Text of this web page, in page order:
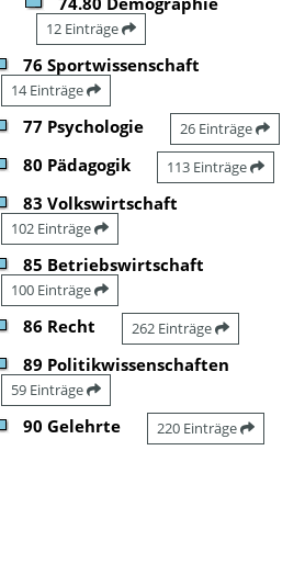
12 Einträge
76 Sportwissenschaft
14 Einträge
77 Psychologie 26 Einträge
80 Pädagogik 113 Einträge
83 Volkswirtschaft
102 Einträge
85 Betriebswirtschaft
100 Einträge
86 Recht 262 Einträge
89 Politikwissenschaften
59 Einträge
90 Gelehrte 220 Einträge